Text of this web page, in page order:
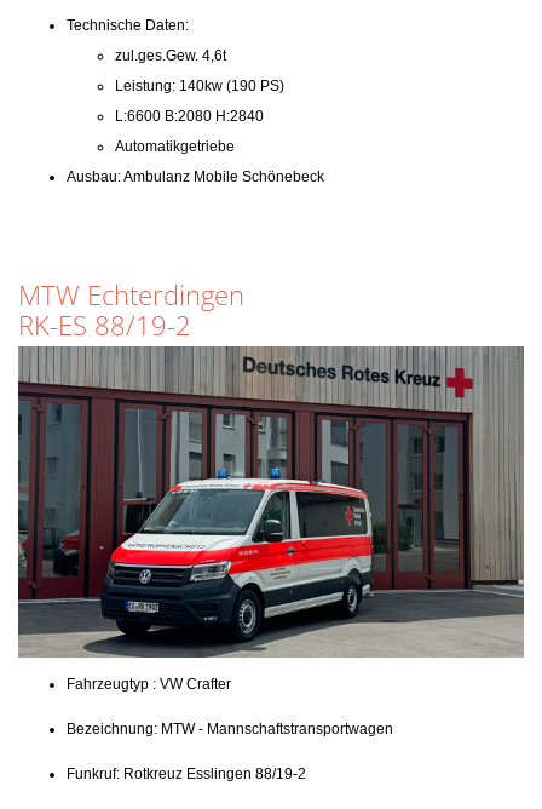
Technische Daten:
zul.ges.Gew. 4,6t
Leistung: 140kw (190 PS)
L:6600 B:2080 H:2840
Automatikgetriebe
Ausbau: Ambulanz Mobile Schönebeck
MTW Echterdingen
RK-ES 88/19-2
Fahrzeugtyp : VW Crafter
Bezeichnung: MTW - Mannschaftstransportwagen
Funkruf: Rotkreuz Esslingen 88/19-2